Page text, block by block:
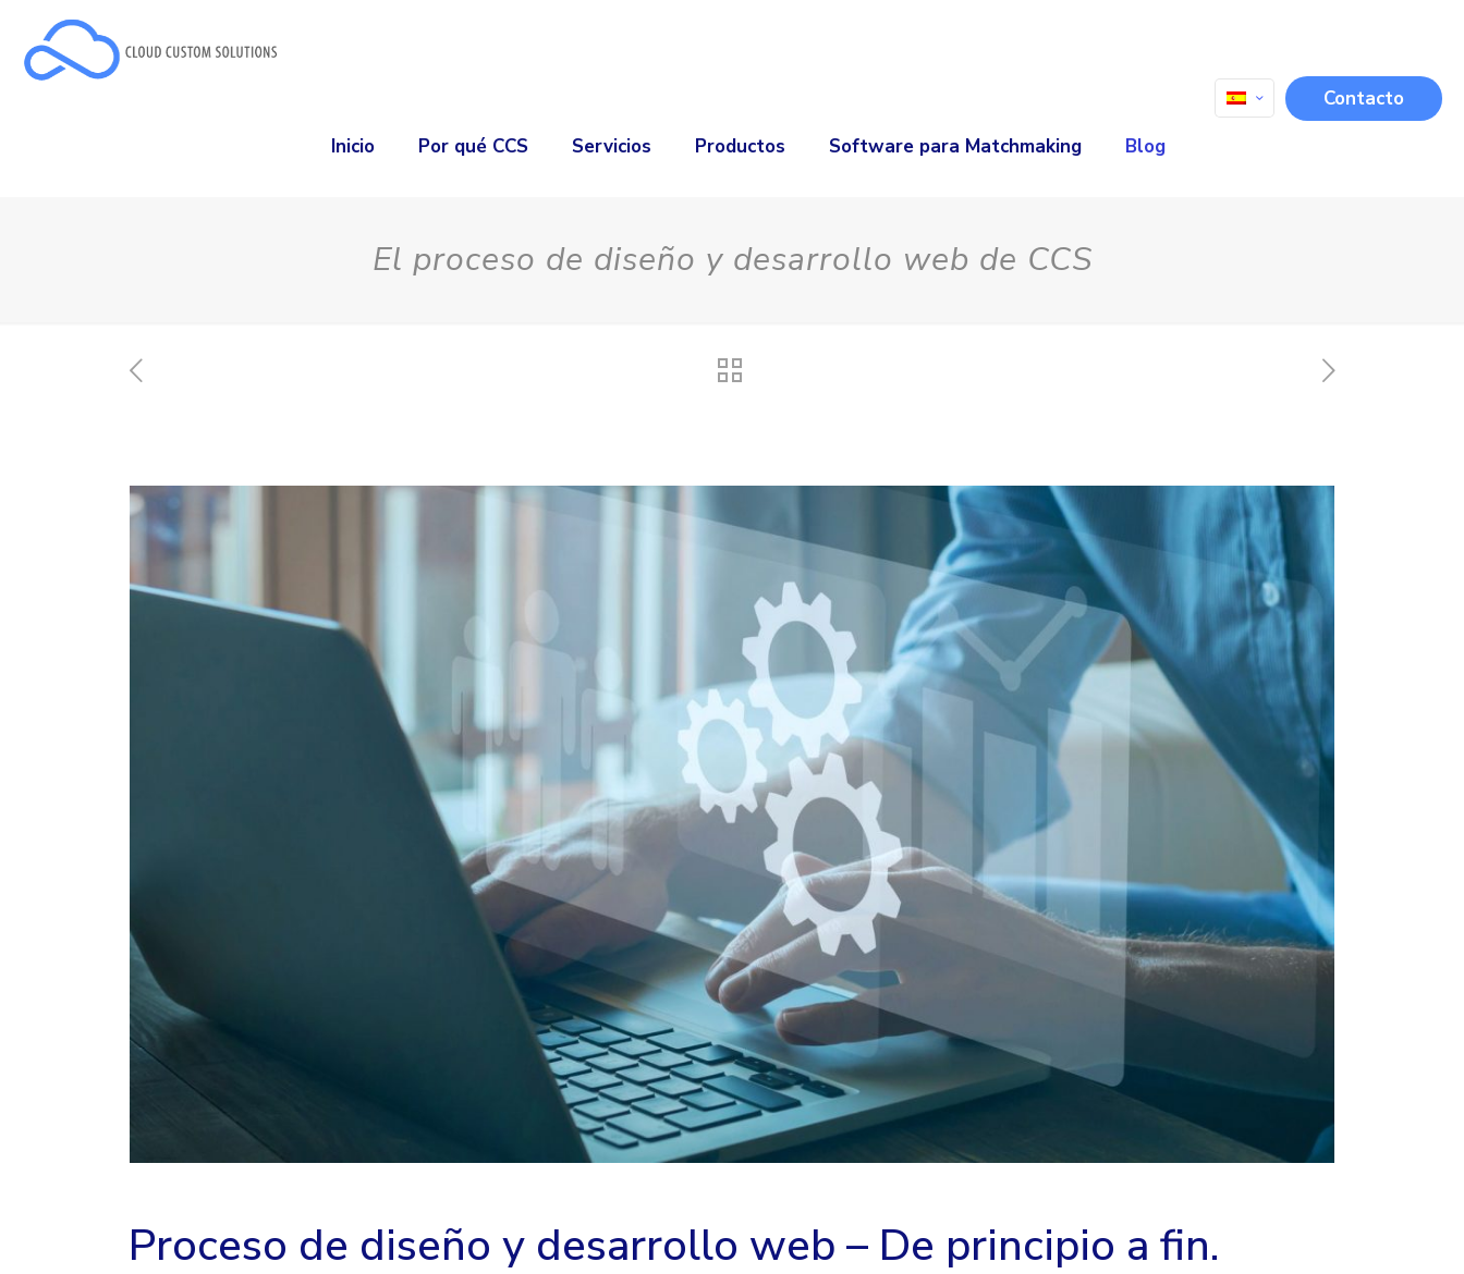
Inicio Por qué CCS Servicios Productos Software para Matchmaking Blog
Contacto
El proceso de diseño y desarrollo web de CCS
Proceso de diseño y desarrollo web – De principio a fin.